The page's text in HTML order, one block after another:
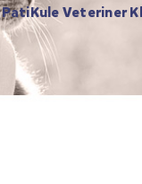
PatiKule Veteriner